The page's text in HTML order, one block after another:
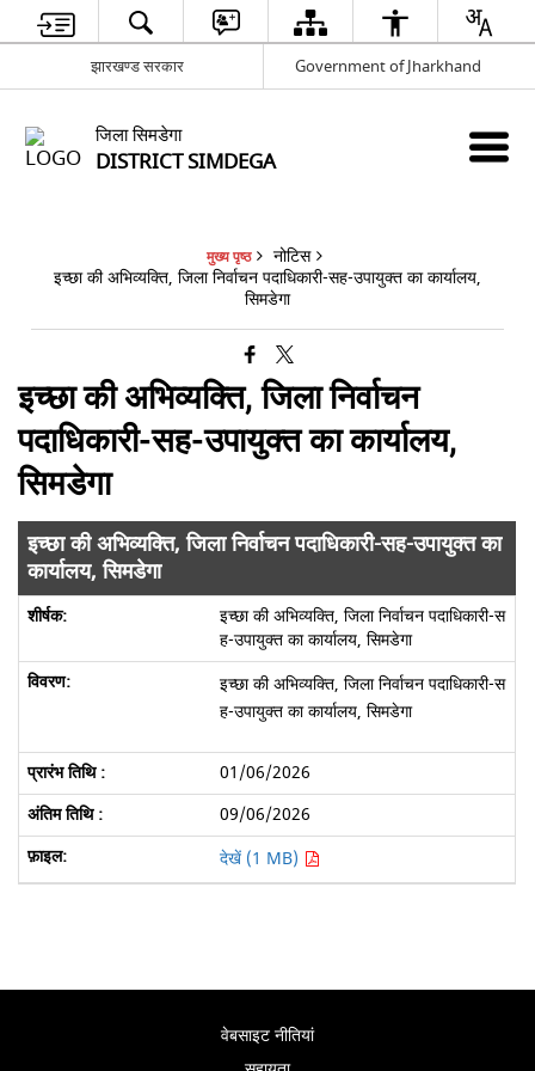
झारखण्ड सरकार Government of Jharkhand
जिला सिमडेगा
DISTRICT SIMDEGA
मुख्य पृष्ठ
नोटिस
इच्छा की अभिव्यक्ति, जिला निर्वाचन पदाधिकारी-सह-उपायुक्त का कार्यालय,
सिमडेगा
इच्छा की अभिव्यक्ति, जिला निर्वाचन
पदाधिकारी-सह-उपायुक्त का कार्यालय,
सिमडेगा
इच्छा की अभिव्यक्ति, जिला निर्वाचन पदाधिकारी-सह-उपायुक्त का
कार्यालय, सिमडेगा
इच्छा की अभिव्यक्ति, जिला निर्वाचन पदाधिकारी-स
ह-उपायुक्त का कार्यालय, सिमडेगा
इच्छा की अभिव्यक्ति, जिला निर्वाचन पदाधिकारी-स
ह-उपायुक्त का कार्यालय, सिमडेगा
01/06/2026
09/06/2026
देखें (1 MB)
वेबसाइट नीतियां